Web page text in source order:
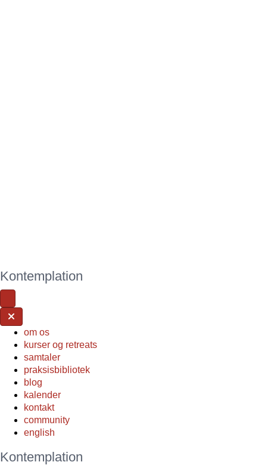
Kontemplation
om os
kurser og retreats
samtaler
praksisbibliotek
blog
kalender
kontakt
community
english
Kontemplation